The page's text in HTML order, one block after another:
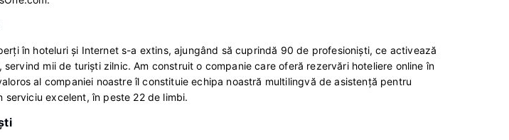
în hoteluri şi Internet s-a extins, ajungând să cuprindă 90 de profesionişti, ce activează
mii de turişti zilnic. Am construit o companie care oferă rezervări hoteliere online în
al companiei noastre îl constituie echipa noastră multilingvă de asistenţă pentru
excelent, în peste 22 de limbi.